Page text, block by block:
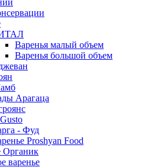
Варенья малый объем
Варенья большой объем
Арагаца
- Фуд
Proshyan Food
Органик
варенье